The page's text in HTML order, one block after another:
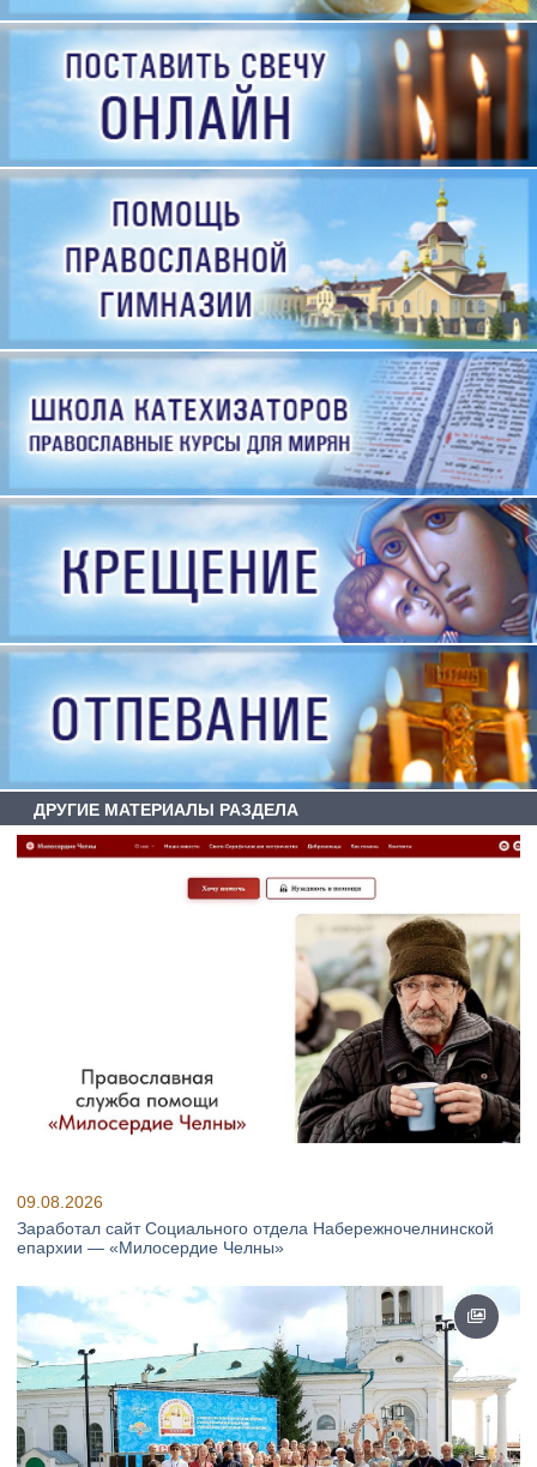
ДРУГИЕ МАТЕРИАЛЫ РАЗДЕЛА
09.08.2026
Заработал сайт Социального отдела Набережночелнинской
епархии — «Милосердие Челны»